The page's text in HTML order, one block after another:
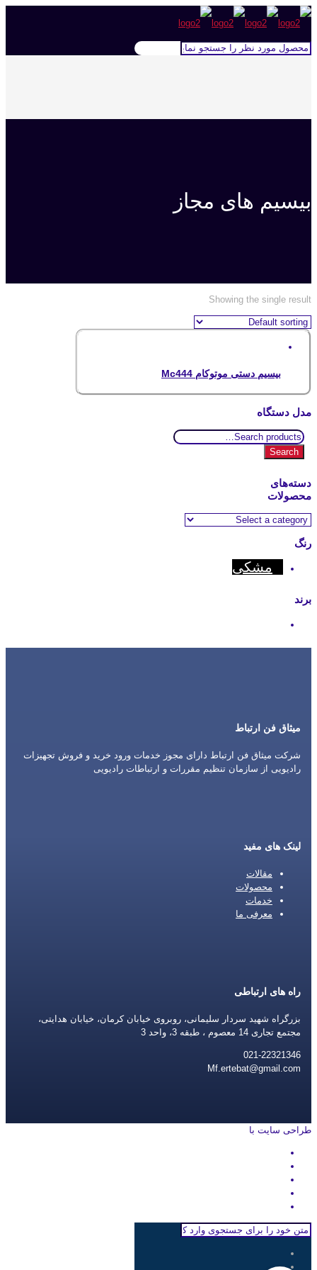
بیسیم های مجاز
Showing the single result
بیسیم دستی موتوکام Mc444
مدل دستگاه
Search
for:
Search
دسته‌های
محصولات
رنگ
مشکی
برند
میثاق فن ارتباط
شرکت میثاق فن ارتباط دارای مجوز خدمات ورود خرید و فروش تجهیزات
رادیویی از سازمان تنظیم مقررات و ارتباطات رادیویی
لینک های مفید
مقالات
محصولات
خدمات
معرفی ما
راه های ارتباطی
بزرگراه شهید سردار سلیمانی، روبروی خیابان کرمان، خیابان هدایتی،
مجتمع تجاری 14 معصوم ، طبقه 3، واحد 3
021-22321346
Mf.ertebat@gmail.com
طراحی سایت با